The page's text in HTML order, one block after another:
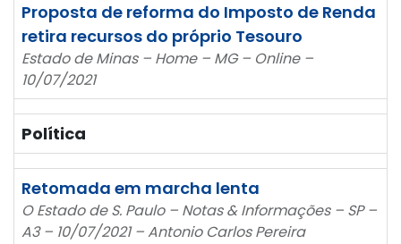
Proposta de reforma do Imposto de Renda
retira recursos do próprio Tesouro
Estado de Minas – Home – MG – Online –
10/07/2021
Política
Retomada em marcha lenta
O Estado de S. Paulo – Notas & Informações – SP –
A3 – 10/07/2021 – Antonio Carlos Pereira